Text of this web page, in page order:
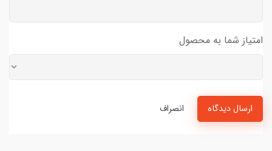
امتیاز شما به محصول
ارسال دیدگاه انصراف